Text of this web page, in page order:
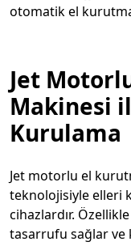
otomatik el
Jet
Makinesi
Kurulama
Jet motorlu el
teknolojisiyle elleri
cihazlardır.
tasarrufu sağlar ve